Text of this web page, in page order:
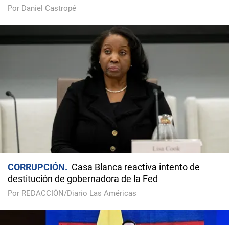
Por Daniel Castropé
CORRUPCIÓN
Casa Blanca reactiva intento de
destitución de gobernadora de la Fed
Por REDACCIÓN/Diario Las Américas